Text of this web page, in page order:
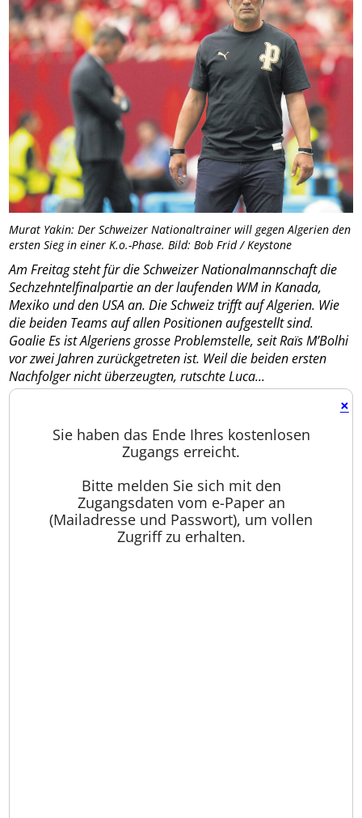
Murat Yakin: Der Schweizer Nationaltrainer will gegen Algerien den
ersten Sieg in einer K.o.-Phase. Bild: Bob Frid / Keystone
Am Freitag steht für die Schweizer Nationalmannschaft die
Sechzehntelfinalpartie an der laufenden WM in Kanada,
Mexiko und den USA an. Die Schweiz trifft auf Algerien. Wie
die beiden Teams auf allen Positionen aufgestellt sind.
Goalie Es ist Algeriens grosse Problemstelle, seit Raïs M’Bolhi
vor zwei Jahren zurückgetreten ist. Weil die beiden ersten
Nachfolger nicht überzeugten, rutschte Luca...
×
Sie haben das Ende Ihres kostenlosen
Zugangs erreicht.
Bitte melden Sie sich mit den
Zugangsdaten vom e-Paper an
(Mailadresse und Passwort), um vollen
Zugriff zu erhalten.